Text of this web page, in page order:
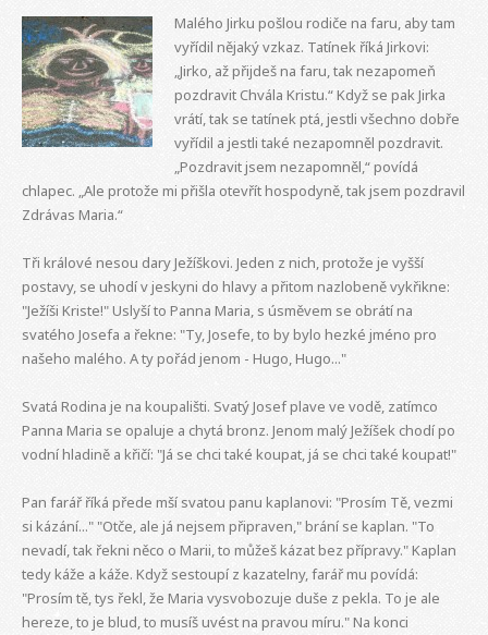
Malého Jirku pošlou rodiče na faru, aby tam
vyřídil nějaký vzkaz. Tatínek říká Jirkovi:
„Jirko, až přijdeš na faru, tak nezapomeň
pozdravit Chvála Kristu.“ Když se pak Jirka
vrátí, tak se tatínek ptá, jestli všechno dobře
vyřídil a jestli také nezapomněl pozdravit.
„Pozdravit jsem nezapomněl,“ povídá
chlapec. „Ale protože mi přišla otevřít hospodyně, tak jsem pozdravil
Zdrávas Maria.“
Tři králové nesou dary Ježíškovi. Jeden z nich, protože je vyšší
postavy, se uhodí v jeskyni do hlavy a přitom nazlobeně vykřikne:
"Ježíši Kriste!" Uslyší to Panna Maria, s úsměvem se obrátí na
svatého Josefa a řekne: "Ty, Josefe, to by bylo hezké jméno pro
našeho malého. A ty pořád jenom - Hugo, Hugo..."
Svatá Rodina je na koupališti. Svatý Josef plave ve vodě, zatímco
Panna Maria se opaluje a chytá bronz. Jenom malý Ježíšek chodí po
vodní hladině a křičí: "Já se chci také koupat, já se chci také koupat!"
Pan farář říká přede mší svatou panu kaplanovi: "Prosím Tě, vezmi
si kázání..." "Otče, ale já nejsem připraven," brání se kaplan. "To
nevadí, tak řekni něco o Marii, to můžeš kázat bez přípravy." Kaplan
tedy káže a káže. Když sestoupí z kazatelny, farář mu povídá:
"Prosím tě, tys řekl, že Maria vysvobozuje duše z pekla. To je ale
hereze, to je blud, to musíš uvést na pravou míru." Na konci